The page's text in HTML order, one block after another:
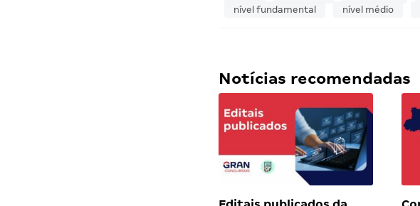
nível fundamental
nível médio
Notícias recomendadas